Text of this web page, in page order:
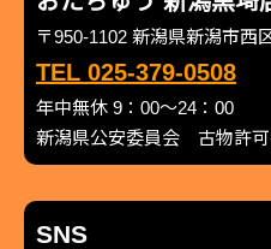
〒950-1102 新潟県新潟市西
TEL 025-379-0508
年中無休 9：00～24：00
新潟県公安委員会 古物許可
SNS